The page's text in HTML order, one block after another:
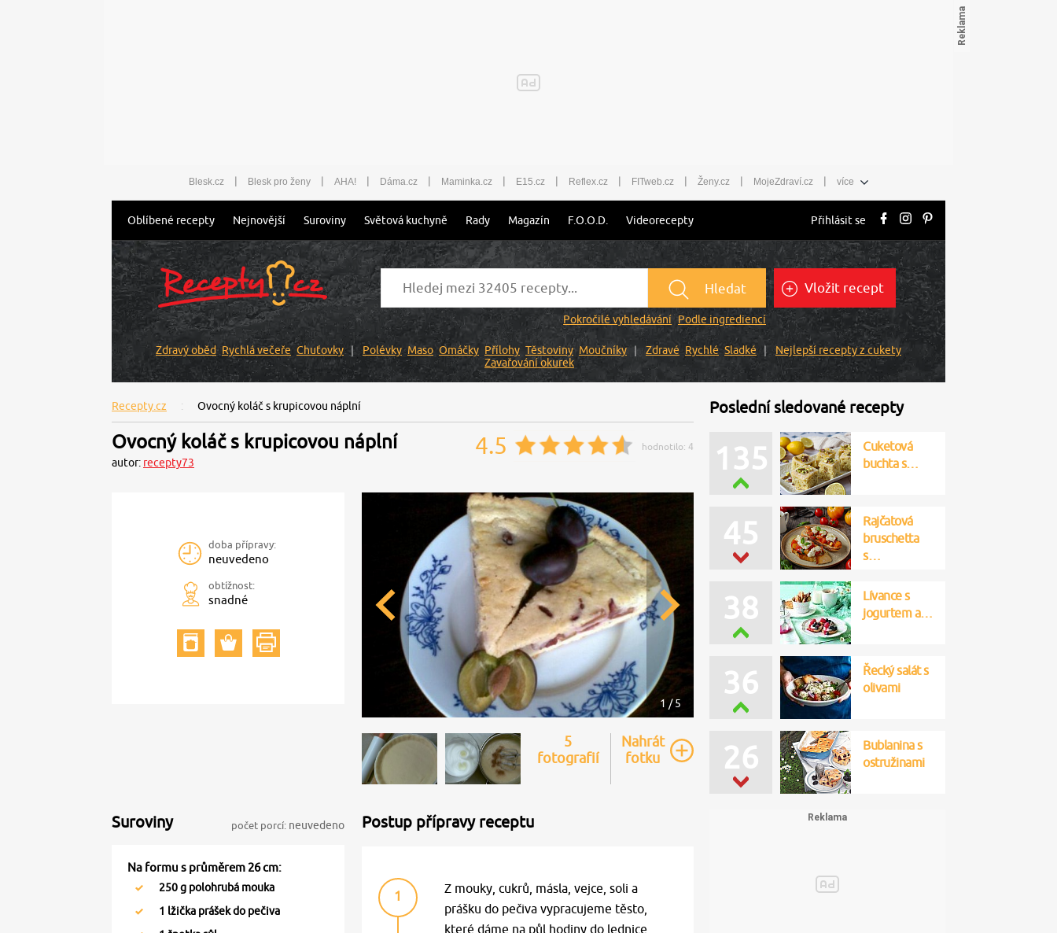
Blesk.cz | Blesk pro ženy | AHA! | Dáma.cz | Maminka.cz | E15.cz | Reflex.cz | FITweb.cz | Ženy.cz | MojeZdraví.cz | více
Oblíbené recepty Nejnovější Suroviny Světová kuchyně Rady Magazín F.O.O.D. Videorecepty Přihlásit se
Hledat
Pokročilé vyhledávání Podle ingrediencí
Vložit recept
Zdravý oběd Rychlá večeře Chuťovky Polévky Maso Omáčky Přílohy Těstoviny Moučníky Zdravé Rychlé Sladké
Nejlepší recepty z cukety
Zavařování okurek
Recepty.cz Ovocný koláč s krupicovou náplní
Ovocný koláč s krupicovou náplní
autor: recepty73
4.5 hodnotilo: 4
doba přípravy:
neuvedeno
obtížnost:
snadné
1 / 5
5
fotografií
Nahrát
fotku
Suroviny počet porcí: neuvedeno
Na formu s průměrem 26 cm:
250g polohrubá mouka
1 lžička prášek do pečiva
Postup přípravy receptu
1
Z mouky, cukrů, másla, vejce, soli a
prášku do pečiva vypracujeme těsto,
které dáme na půl hodiny do lednice
Poslední sledované recepty
135
Cuketová
buchta s…
45
Rajčatová
bruschetta
s…
38
Lívance s
jogurtem a…
36
Řecký salát s
olivami
26
Bublanina s
ostružinami